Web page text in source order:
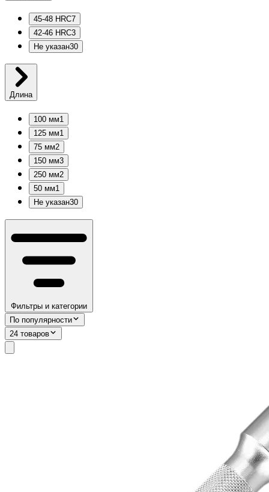
45-48 HRC7
42-46 HRC3
Не указан30
Длина
100 мм1
125 мм1
75 мм2
150 мм3
250 мм2
50 мм1
Не указан30
Фильтры и категории
По популярности
24 товаров